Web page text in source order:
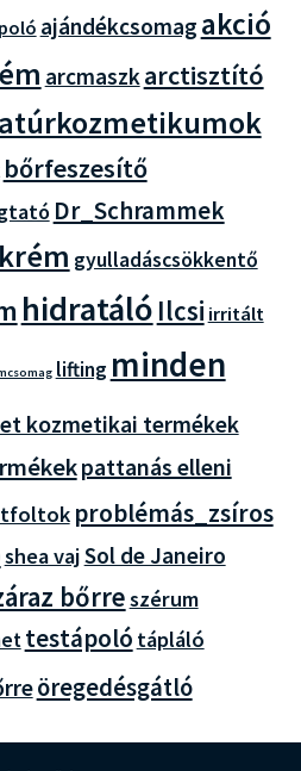
ajándékcsomag akció
arcmaszkarctisztító
bőrfeszesítő
Dr_Schrammek
gyulladáscsökkentő
hidratáló Ilcsi irritált
lifting minden
kozmetikai termékek
pattanás elleni
problémás_zsíros
shea vajSol de Janeiro
bőrreszérum
testápoló tápláló
öregedésgátló